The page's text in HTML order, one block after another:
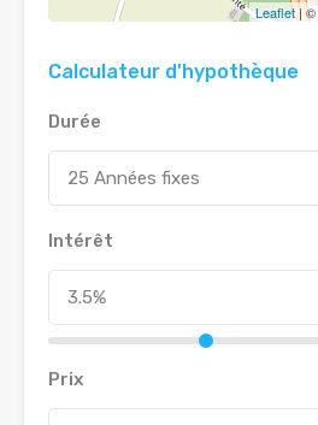
Leaflet | ©
Calculateur d'hypothèque
Durée
25 Années fixes
Intérêt
Prix